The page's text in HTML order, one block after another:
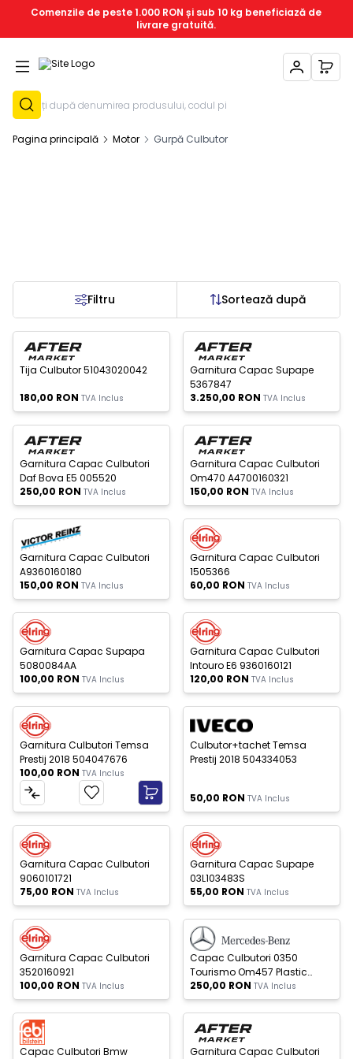
Comenzile de peste 1.000 RON și sub 10 kg beneficiază de
livrare gratuită.
Contul Meu
Înregistrează-
Pagina principală Motor Gurpă Culbutor
Filtru Sortează după
Epuizat
Tija Culbutor 51043020042
180,00 RON TVA Inclus
Stoc Epuizat
Garnitura Capac Supape
5367847
3.250,00 RON TVA Inclus
Epuizat
Garnitura Capac Culbutori
Daf Bova E5 005520
250,00 RON TVA Inclus
Nou
Stoc Epuizat
Garnitura Capac Culbutori
Om470 A4700160321
150,00 RON TVA Inclus
Nou
Epuizat
Garnitura Capac Culbutori
A9360160180
150,00 RON TVA Inclus
Nou
Stoc Epuizat
Garnitura Capac Culbutori
1505366
60,00 RON TVA Inclus
Nou
Epuizat
Garnitura Capac Supapa
5080084AA
100,00 RON TVA Inclus
Nou
Stoc Epuizat
Garnitura Capac Culbutori
Intouro E6 9360160121
120,00 RON TVA Inclus
Nou
Garnitura Culbutori Temsa
Prestij 2018 504047676
100,00 RON TVA Inclus
Nou
Stoc Epuizat
Culbutor+tachet Temsa
Prestij 2018 504334053
50,00 RON TVA Inclus
Nou
Epuizat
Garnitura Capac Culbutori
9060101721
75,00 RON TVA Inclus
Nou
Stoc Epuizat
Garnitura Capac Supape
03L103483S
55,00 RON TVA Inclus
Nou
Epuizat
Garnitura Capac Culbutori
3520160921
100,00 RON TVA Inclus
Nou
Stoc Epuizat
Capac Culbutori 0350
Tourismo Om457 Plastic
A4570100930
250,00 RON TVA Inclus
Nou
Epuizat
Capac Culbutori Bmw
Nou
Garnitura Capac Culbutori